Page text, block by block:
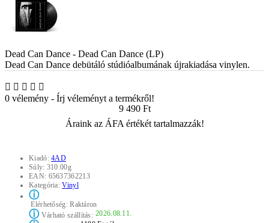
Dead Can Dance - Dead Can Dance (LP)
Dead Can Dance debütáló stúdióalbumának újrakiadása vinylen.
0 vélemény - Írj véleményt a termékről!
9 490 Ft
Áraink az ÁFA értékét tartalmazzák!
Kiadó:4AD
Súly: 310.00g
EAN: 65637362213
Kategória:Vinyl
ⓘ
Elérhetőség:Raktáron
ⓘVárható szállítás: 2026.08.11.